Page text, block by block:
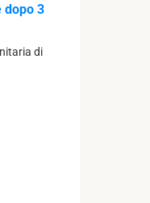
dopo 3
di